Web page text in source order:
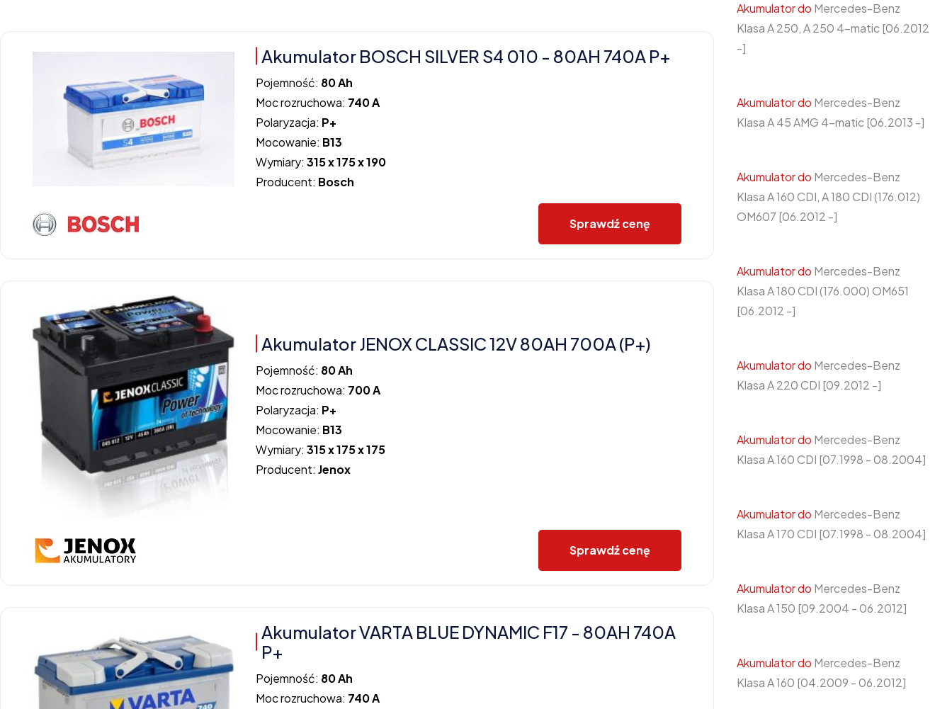
Akumulator BOSCH SILVER S4 010 - 80AH 740A P+
Pojemność: 80 Ah
Moc rozruchowa: 740 A
Polaryzacja: P+
Mocowanie: B13
Wymiary:315 x 175 x 190
Producent: Bosch
Sprawdź cenę
Akumulator JENOX CLASSIC 12V 80AH 700A (P+)
Pojemność: 80 Ah
Moc rozruchowa: 700 A
Polaryzacja: P+
Mocowanie: B13
Wymiary:315 x 175 x 175
Producent:Jenox
Sprawdź cenę
Akumulator VARTA BLUE DYNAMIC F17 - 80AH 740A
P+
Pojemność: 80 Ah
Moc rozruchowa: 740 A
Akumulator do Mercedes-Benz
Klasa A 250, A 250 4-matic [06.2012
-]
Akumulator do Mercedes-Benz
Klasa A 45 AMG 4-matic [06.2013 -]
Akumulator do Mercedes-Benz
Klasa A 160 CDI, A 180 CDI (176.012)
OM607 [06.2012 -]
Akumulator do Mercedes-Benz
Klasa A 180 CDI (176.000) OM651
[06.2012 -]
Akumulator do Mercedes-Benz
Klasa A 220 CDI [09.2012 -]
Akumulator do Mercedes-Benz
Klasa A 160 CDI [07.1998 - 08.2004]
Akumulator do Mercedes-Benz
Klasa A 170 CDI [07.1998 - 08.2004]
Akumulator do Mercedes-Benz
Klasa A 150 [09.2004 - 06.2012]
Akumulator do Mercedes-Benz
Klasa A 160 [04.2009 - 06.2012]